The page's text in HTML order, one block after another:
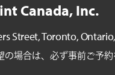
Canada, Inc.
Street,Toronto, Ontario,
の場合は、必ず事前ご予